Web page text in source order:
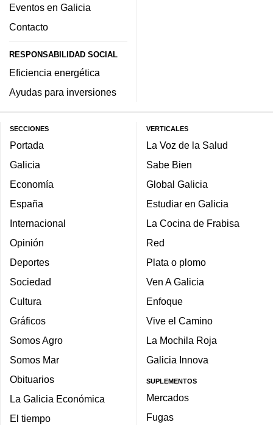
Eventos en Galicia
Contacto
RESPONSABILIDAD SOCIAL
Eficiencia energética
Ayudas para inversiones
SECCIONES
Portada
Galicia
Economía
España
Internacional
Opinión
Deportes
Sociedad
Cultura
Gráficos
Somos Agro
Somos Mar
Obituarios
La Galicia Económica
El tiempo
VERTICALES
La Voz de la Salud
Sabe Bien
Global Galicia
Estudiar en Galicia
La Cocina de Frabisa
Red
Plata o plomo
Ven A Galicia
Enfoque
Vive el Camino
La Mochila Roja
Galicia Innova
SUPLEMENTOS
Mercados
Fugas